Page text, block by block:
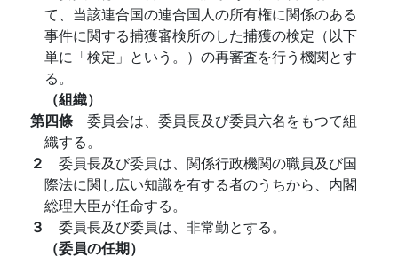
て、当該連合国の連合国人の所有権に関係のある
事件に関する捕獲審検所のした捕獲の検定（以下
単に「検定」という。）の再審査を行う機関とす
る。
（組織）
第四條 委員会は、委員長及び委員六名をもつて組
織する。
２ 委員長及び委員は、関係行政機関の職員及び国
際法に関し広い知識を有する者のうちから、内閣
総理大臣が任命する。
３ 委員長及び委員は、非常勤とする。
（委員の任期）